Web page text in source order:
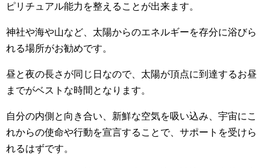
ピリチュアル能力を整えることが出来ます。
神社や海や山など、太陽からのエネルギーを存分に浴びら
れる場所がお勧めです。
昼と夜の長さが同じ日なので、太陽が頂点に到達するお昼
までがベストな時間となります。
自分の内側と向き合い、新鮮な空気を吸い込み、宇宙にこ
れからの使命や行動を宣言することで、サポートを受けら
れるはずです。